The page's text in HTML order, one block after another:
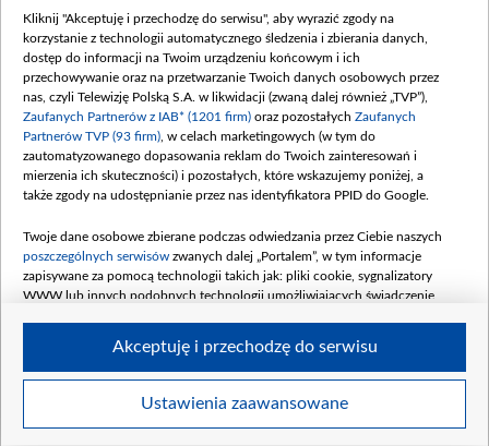
©2026 Telewizja Polska S. A. w likwidacji
Kliknij "Akceptuję i przechodzę do serwisu", aby wyrazić zgody na
korzystanie z technologii automatycznego śledzenia i zbierania danych,
dostęp do informacji na Twoim urządzeniu końcowym i ich
przechowywanie oraz na przetwarzanie Twoich danych osobowych przez
nas, czyli Telewizję Polską S.A. w likwidacji (zwaną dalej również „TVP”),
Zaufanych Partnerów z IAB* (1201 firm) oraz pozostałych Zaufanych
Partnerów TVP (93 firm) , w celach marketingowych (w tym do
zautomatyzowanego dopasowania reklam do Twoich zainteresowań i
mierzenia ich skuteczności) i pozostałych, które wskazujemy poniżej, a
także zgody na udostępnianie przez nas identyfikatora PPID do Google.
Twoje dane osobowe zbierane podczas odwiedzania przez Ciebie naszych
poszczególnych serwisów zwanych dalej „Portalem”, w tym informacje
zapisywane za pomocą technologii takich jak: pliki cookie, sygnalizatory
WWW lub innych podobnych technologii umożliwiających świadczenie
Twoje dane osobowe zbierane podczas odwiedzania przez Ciebie
Ustawienia zaawansowane
Akceptuję i przechodzę do serwisu